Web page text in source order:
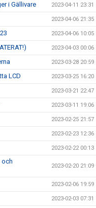
i Gällivare 2023-04-11 23:31
2023-04-06 21:35
2023-04-06 10:05
2023-04-03 00:06
2023-03-28 20:59
LCD 2023-03-25 16:20
2023-03-21 22:47
2023-03-11 19:06
2023-02-25 21:57
2023-02-23 12:36
2023-02-22 00:13
och
2023-02-20 21:09
2023-02-06 19:59
2023-02-03 07:31